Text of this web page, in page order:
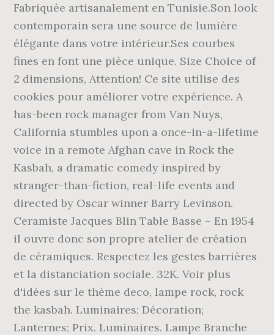
Fabriquée artisanalement en Tunisie.Son look
contemporain sera une source de lumière
élégante dans votre intérieur.Ses courbes
fines en font une pièce unique. Size Choice of
2 dimensions, Attention! Ce site utilise des
cookies pour améliorer votre expérience. A
has-been rock manager from Van Nuys,
California stumbles upon a once-in-a-lifetime
voice in a remote Afghan cave in Rock the
Kasbah, a dramatic comedy inspired by
stranger-than-fiction, real-life events and
directed by Oscar winner Barry Levinson.
Ceramiste Jacques Blin Table Basse – En 1954
il ouvre donc son propre atelier de création
de céramiques. Respectez les gestes barrières
et la distanciation sociale. 32K. Voir plus
d'idées sur le thème deco, lampe rock, rock
the kasbah. Luminaires; Décoration;
Lanternes; Prix. Luminaires. Lampe Branche